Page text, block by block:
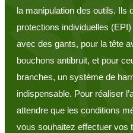
la manipulation des outils. Ils
protections individuelles
avec des gants, pour la tête
bouchons antibruit, et pour
branches, un système de
indispensable. Pour réaliser
attendre que les conditions
vous souhaitez effectuer vos